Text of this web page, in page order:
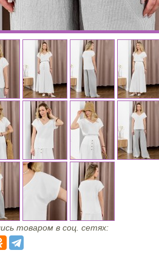
товаром в соц. сетях: